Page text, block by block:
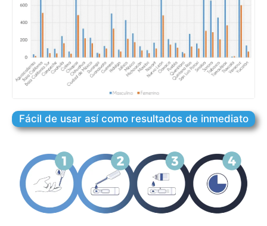
Fácil de usar así como resultados de inmediato